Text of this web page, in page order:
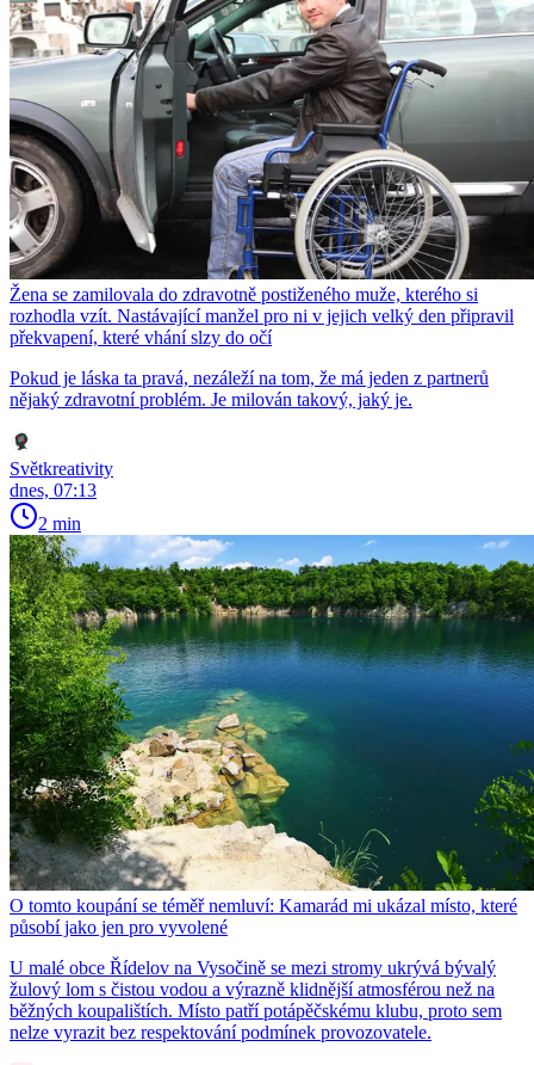
Žena se zamilovala do zdravotně postiženého muže, kterého si
rozhodla vzít. Nastávající manžel pro ni v jejich velký den připravil
překvapení, které vhání slzy do očí
Pokud je láska ta pravá, nezáleží na tom, že má jeden z partnerů
nějaký zdravotní problém. Je milován takový, jaký je.
Světkreativity
dnes, 07:13
2 min
O tomto koupání se téměř nemluví: Kamarád mi ukázal místo, které
působí jako jen pro vyvolené
U malé obce Řídelov na Vysočině se mezi stromy ukrývá bývalý
žulový lom s čistou vodou a výrazně klidnější atmosférou než na
běžných koupalištích. Místo patří potápěčskému klubu, proto sem
nelze vyrazit bez respektování podmínek provozovatele.